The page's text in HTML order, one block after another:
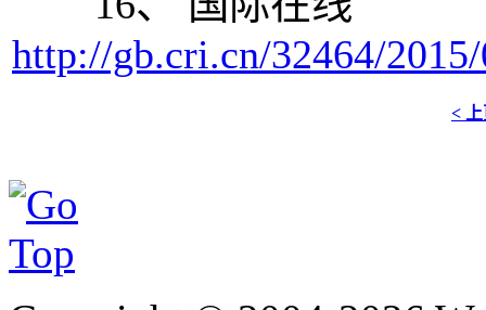
http://gb.cri.cn/32464/
<